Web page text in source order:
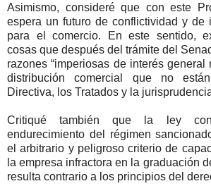
Asimismo, consideré que con este
espera un futuro de conflictividad y de
para el comercio. En este sentido,
cosas que después del trámite del
razones “imperiosas de interés
distribución comercial que no
Directiva, los Tratados y la
Critiqué también que la ley
endurecimiento del régimen
el arbitrario y peligroso criterio de
la empresa infractora en la graduación
resulta contrario a los principios del